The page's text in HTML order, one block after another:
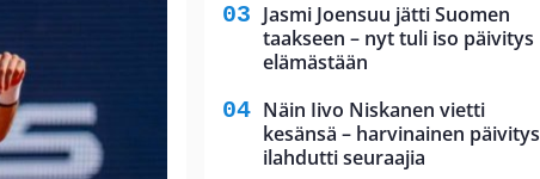
Jasmi Joensuu jätti Suomen
taakseen – nyt tuli iso päivitys
elämästään
Näin Iivo Niskanen vietti
kesänsä – harvinainen päivitys
ilahdutti seuraajia